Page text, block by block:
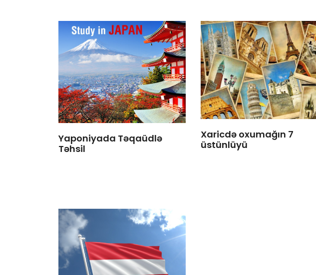
Yaponiyada Təqaüdlə
Təhsil
Xaricdə oxumağın 7
üstünlüyü